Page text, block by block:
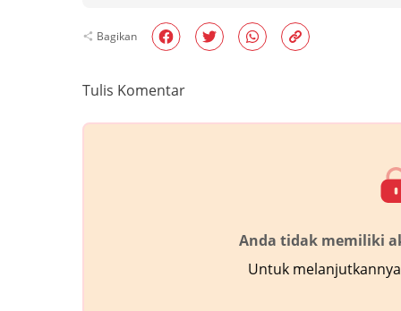
Bagikan
Tulis Komentar
Anda tidak memiliki
Untuk